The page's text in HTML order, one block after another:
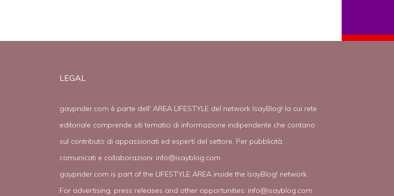
LEGAL
gayprider.com è parte dell' AREA LIFESTYLE del network IsayBlog! la cui rete
editoriale comprende siti tematici di informazione indipendente che contano
sul contributo di appassionati ed esperti del settore. Per pubblicità,
comunicati e collaborazioni: info@isayblog.com
gayprider.com is part of the LIFESTYLE AREA inside the IsayBlog! network.
For advertising, press releases and other opportunities: info@isayblog.com